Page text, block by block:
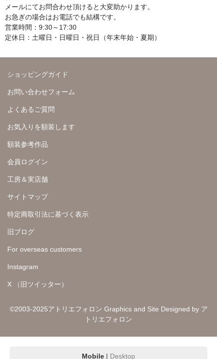
メールにてお問合わせ頂けると大変助かります。
お急ぎの場合はお電話でも結構です。
営業時間：9:30～17:30
定休日：土曜日・日曜日・祝日（年末年始・夏期）
ショッピングガイド
お問い合わせフォーム
よくあるご質問
お気入りを額装します
額装参考作品
会員ログイン
工房＆実店舗
サイトマップ
特定商取引法に基づく表示
旧ブログ
For overseas customers
Instagram
X （旧ツイッター）
©2003-2025アトリエフォロン Graphics and Site Designed by ア
トリエフォロン
Mobile | Desktop